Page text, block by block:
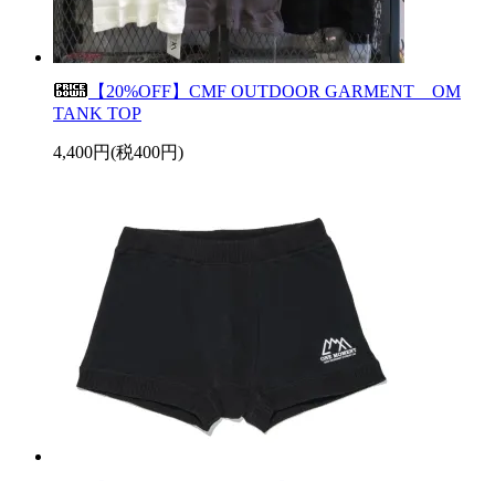
【20%OFF】CMF OUTDOOR GARMENT OM
TANK TOP
4,400円(税400円)